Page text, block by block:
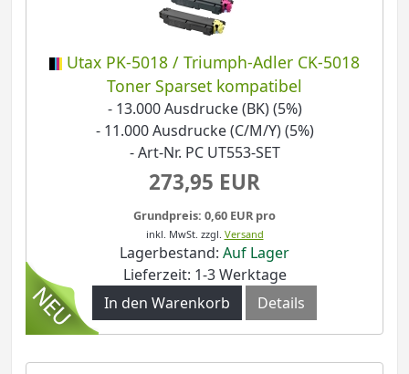
Utax PK-5018 / Triumph-Adler CK-5018
Toner Sparset kompatibel
- 13.000 Ausdrucke (BK) (5%)
- 11.000 Ausdrucke (C/M/Y) (5%)
- Art-Nr. PC UT553-SET
273,95 EUR
Grundpreis: 0,60 EUR pro
inkl. MwSt. zzgl. Versand
Lagerbestand: Auf Lager
Lieferzeit: 1-3 Werktage
In den Warenkorb
Details